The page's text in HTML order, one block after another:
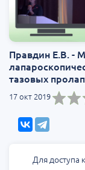
Правдин Е.В. -
тазовых
17 окт 2019
Для доступа